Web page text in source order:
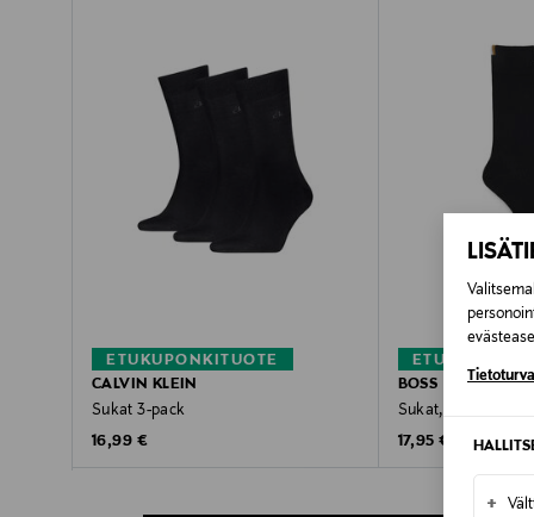
+
ETUKUPONKITUOTE
CALVIN KLEIN
Sukat 3-pack
Original Price
16,99 €
BOSS
Sukat, 2-pack
Original Price
17,95 €